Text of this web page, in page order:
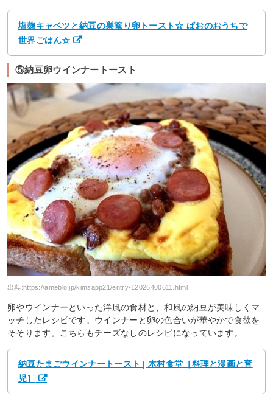
塩麹キャベツと納豆の巣篭り卵トースト☆ ぱおのおうちで
世界ごはん☆
⑤納豆卵ウインナートースト
出典:https://ameblo.jp/kimsapp21/entry-12026400611.html
卵やウインナーといった洋風の食材と、和風の納豆が美味しくマ
ッチしたレシピです。ウインナーと卵の色合いが華やかで食欲を
そそります。こちらもチーズなしのレシピになっています。
納豆たまごウインナートースト | 木村食堂［料理と漫画と育
児］